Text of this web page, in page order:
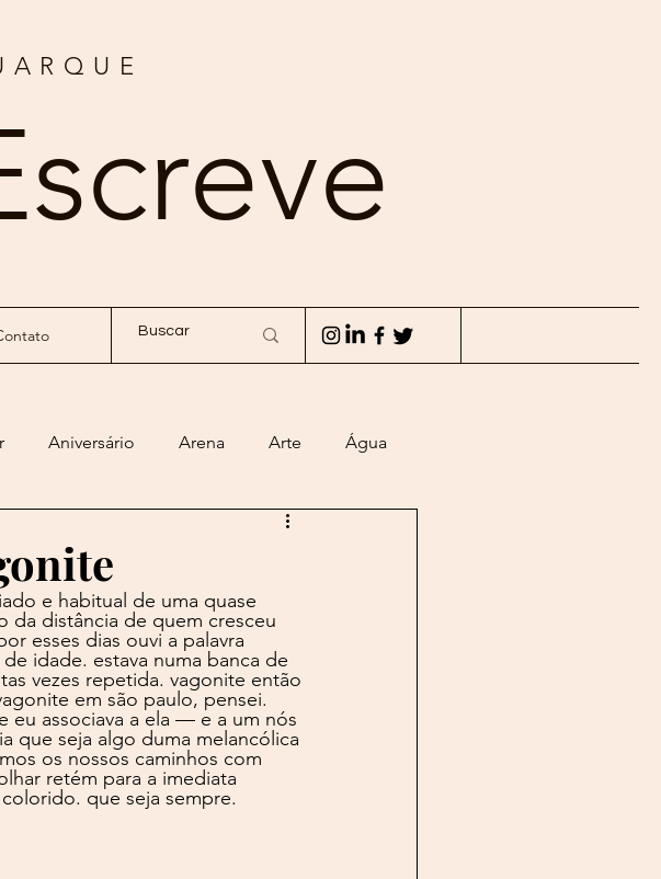
Aniversário Arena Arte Água
Boechat
Brennand Byron Buarque
e habitual de uma quase
da distância de quem cresceu
esses dias ouvi a palavra
idade. estava numa banca de
vezes repetida. vagonite então
em são paulo, pensei.
eu associava a ela — e a um nós
que seja algo duma melancólica
os nossos caminhos com
retém para a imediata
que seja sempre.